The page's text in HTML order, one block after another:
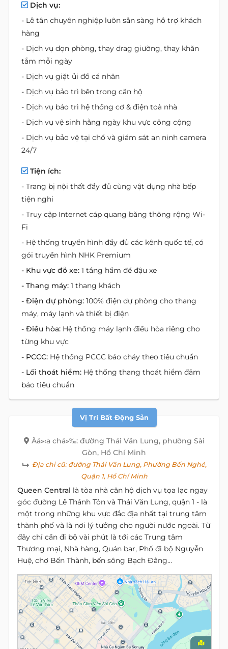
Dịch vụ:
- Lễ tân chuyên nghiệp luôn sẵn sàng hỗ trợ khách
hàng
- Dịch vụ dọn phòng, thay drag giường, thay khăn
tắm mỗi ngày
- Dịch vụ giặt ủi đồ cá nhân
- Dịch vụ bảo trì bên trong căn hộ
- Dịch vụ bảo trì hệ thống cơ & điện toà nhà
- Dịch vụ vệ sinh hằng ngày khu vực công cộng
- Dịch vụ bảo vệ tại chổ và giám sát an ninh camera
24/7
Tiện ích:
- Trang bị nội thất đầy đủ cùng vật dụng nhà bếp
tiện nghi
- Truy cập Internet cáp quang băng thông rộng Wi-
Fi
- Hệ thống truyền hình đầy đủ các kênh quốc tế, có
gói truyền hình NHK Premium
- Khu vực đỗ xe: 1 tầng hầm để đậu xe
- Thang máy: 1 thang khách
- Điện dự phòng: 100% điện dự phòng cho thang
máy, máy lạnh và thiết bị điện
- Điều hòa: Hệ thống máy lạnh điều hòa riêng cho
từng khu vực
- PCCC: Hệ thống PCCC báo cháy theo tiêu chuẩn
- Lối thoát hiểm: Hệ thống thang thoát hiểm đảm
bảo tiêu chuẩn
Vị Trí Bất Động Sản
Äá»‹a chá»‰: đường Thái Văn Lung, phường Sài
Gòn, Hồ Chí Minh
Địa chỉ cũ:đường Thái Văn Lung, Phường Bến Nghé,
Quận 1, Hồ Chí Minh
Queen Central là tòa nhà căn hộ dịch vụ tọa lạc ngay
góc đường Lê Thánh Tôn và Thái Văn Lung, quận 1 - là
một trong những khu vực đắc địa nhất tại trung tâm
thành phố và là nơi lý tưởng cho người nước ngoài. Từ
đây chỉ cần đi bộ vài phút là tới các Trung tâm
Thương mại, Nhà hàng, Quán bar, Phố đi bộ Nguyễn
Huệ, chợ Bến Thành, bến sông Bạch Đằng...